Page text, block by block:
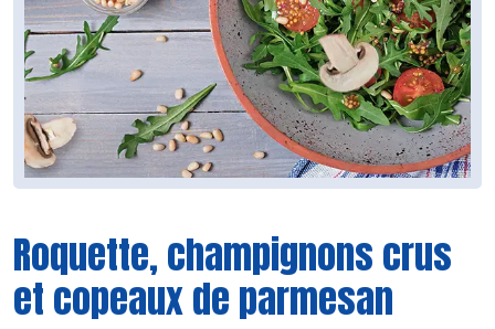
Roquette, champignons crus
et copeaux de parmesan